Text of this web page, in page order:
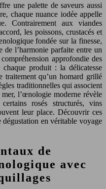
une palette de saveurs aussi
chaque nuance iodée appelle
Contrairement aux viandes
les poissons, crustacés et
fondée sur la finesse,
de l’harmonie parfaite entre un
approfondie des
chaque produit : la délicatesse
traitement qu’un homard grillé
traditionnelles qui associent
l’œnologie moderne révèle
rosés structurés, vins
leur place. Découvrir ces
dégustation en véritable voyage
de
avec